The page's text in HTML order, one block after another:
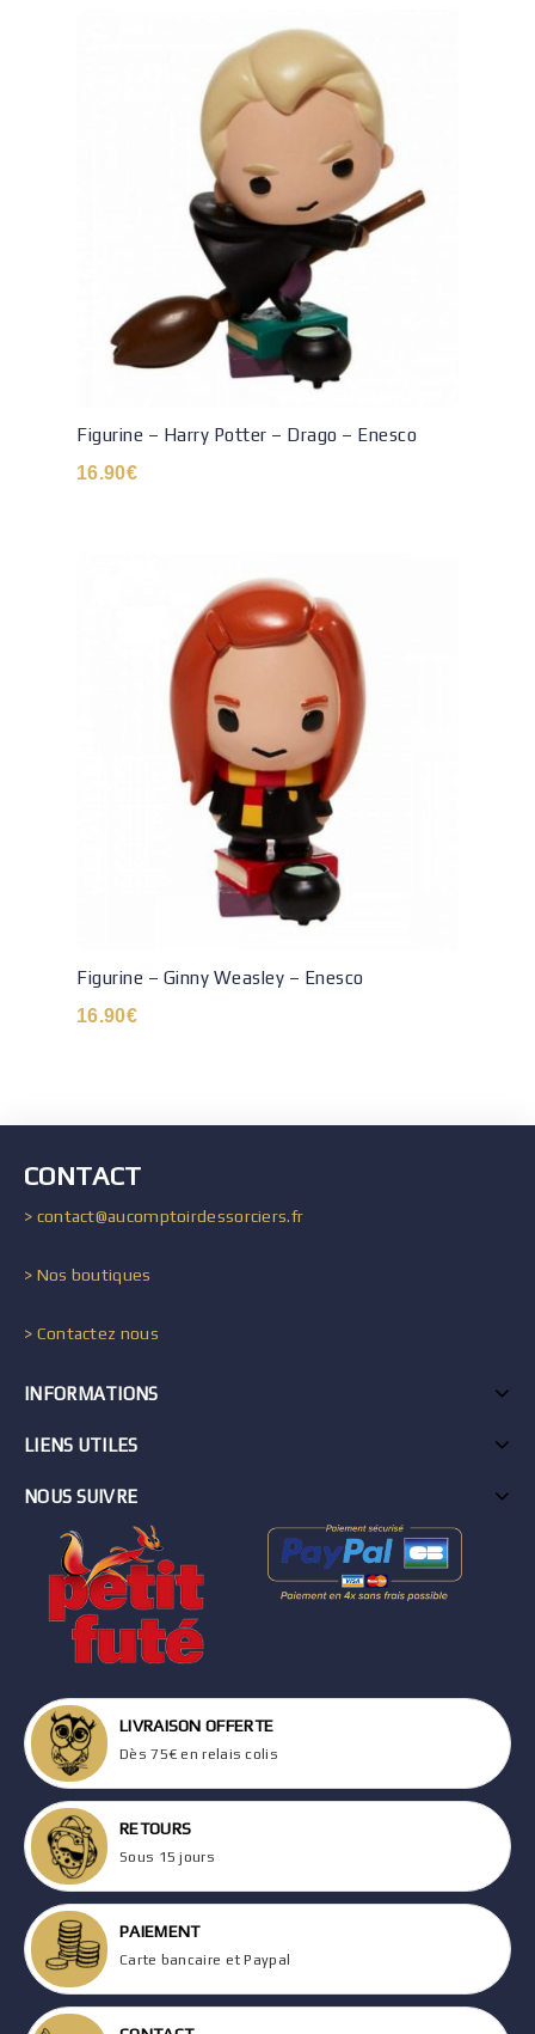
Figurine – Harry Potter – Drago – Enesco
16.90€
Figurine – Ginny Weasley – Enesco
16.90€
CONTACT
> contact@aucomptoirdessorciers.fr
> Nos boutiques
> Contactez nous
INFORMATIONS
LIENS UTILES
NOUS SUIVRE
LIVRAISON OFFERTE
Dès 75€ en relais colis
RETOURS
Sous 15 jours
PAIEMENT
Carte bancaire et Paypal